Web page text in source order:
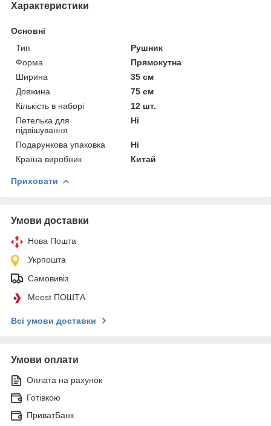
Характеристики
Основні
Тип
Рушник
Форма
Прямокутна
Ширина
35 см
Довжина
75 см
Кількість в наборі
12 шт.
Петелька для
підвішування
Ні
Подарункова упаковка
Ні
Країна виробник
Китай
Приховати
Умови доставки
Нова Пошта
Укрпошта
Самовивіз
Meest ПОШТА
Всі умови доставки
Умови оплати
Оплата на рахунок
Готівкою
ПриватБанк